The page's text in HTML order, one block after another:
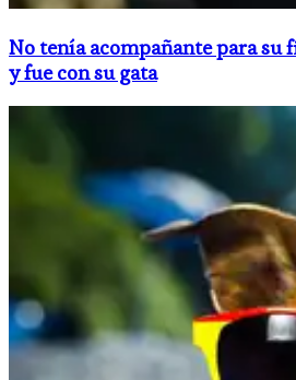
No tenía acompañante para su
y fue con su gata